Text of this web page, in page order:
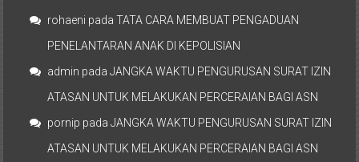
rohaeni padaTATA CARA MEMBUAT PENGADUAN
PENELANTARAN ANAK DI KEPOLISIAN
admin padaJANGKA WAKTU PENGURUSAN SURAT IZIN
ATASAN UNTUK MELAKUKAN PERCERAIAN BAGI ASN
pornip padaJANGKA WAKTU PENGURUSAN SURAT IZIN
ATASAN UNTUK MELAKUKAN PERCERAIAN BAGI ASN